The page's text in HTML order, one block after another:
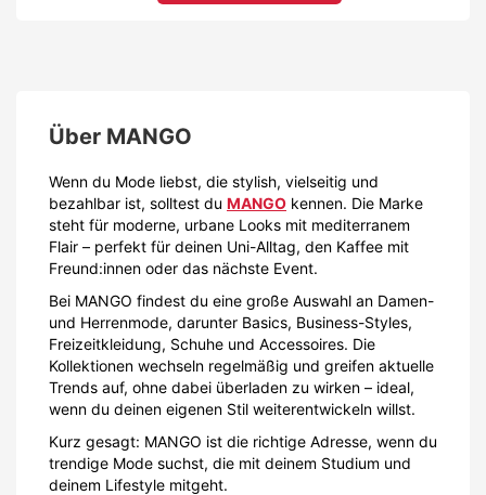
Über MANGO
Wenn du Mode liebst, die stylish, vielseitig und
bezahlbar ist, solltest du MANGO kennen. Die Marke
steht für moderne, urbane Looks mit mediterranem
Flair – perfekt für deinen Uni-Alltag, den Kaffee mit
Freund:innen oder das nächste Event.
Bei MANGO findest du eine große Auswahl an Damen-
und Herrenmode, darunter Basics, Business-Styles,
Freizeitkleidung, Schuhe und Accessoires. Die
Kollektionen wechseln regelmäßig und greifen aktuelle
Trends auf, ohne dabei überladen zu wirken – ideal,
wenn du deinen eigenen Stil weiterentwickeln willst.
Kurz gesagt: MANGO ist die richtige Adresse, wenn du
trendige Mode suchst, die mit deinem Studium und
deinem Lifestyle mitgeht.